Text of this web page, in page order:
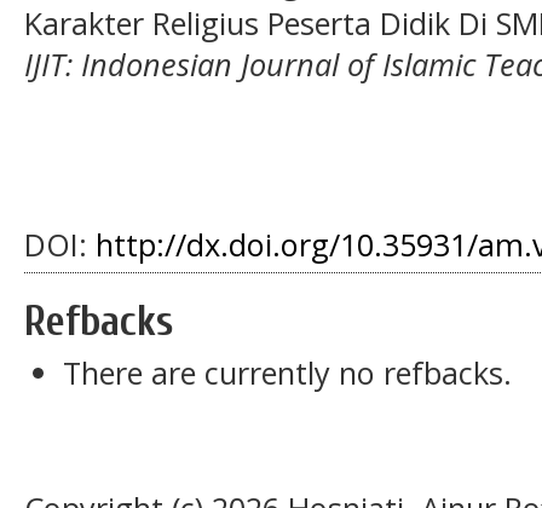
Karakter Religius Peserta Didik Di
IJIT: Indonesian Journal of Islamic
DOI: http://dx.doi.org/10.35931/
Refbacks
There are currently no refbacks.